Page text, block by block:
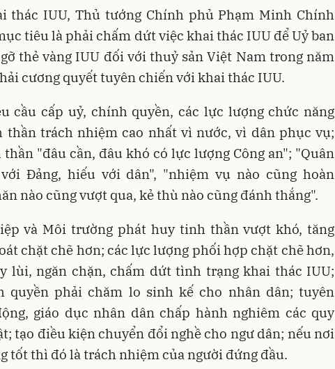
thác IUU, Thủ tướng Chính phủ Phạm Minh Chính
tiêu là phải chấm dứt việc khai thác IUU để Uỷ ban
thẻ vàng IUU đối với thuỷ sản Việt Nam trong năm
cương quyết tuyên chiến với khai thác IUU.
cầu cấp uỷ, chính quyền, các lực lượng chức năng
thần trách nhiệm cao nhất vì nước, vì dân phục vụ;
"đâu cần, đâu khó có lực lượng Công an"; "Quân
Đảng, hiếu với dân", "nhiệm vụ nào cũng hoàn
nào cũng vượt qua, kẻ thù nào cũng đánh thắng".
và Môi trường phát huy tinh thần vượt khó, tăng
chặt chẽ hơn; các lực lượng phối hợp chặt chẽ hơn,
lùi, ngăn chặn, chấm dứt tình trạng khai thác IUU;
quyền phải chăm lo sinh kế cho nhân dân; tuyên
giáo dục nhân dân chấp hành nghiêm các quy
tạo điều kiện chuyển đổi nghề cho ngư dân; nếu nơi
tốt thì đó là trách nhiệm của người đứng đầu.